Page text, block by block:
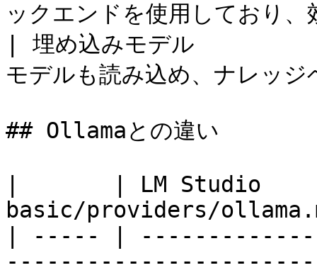
ックエンドを使用しており
| 埋め込みモデル
モデルも読み込め、ナレ
## Ollamaとの違い
|       | LM Studio
basic/providers/
| ----- |